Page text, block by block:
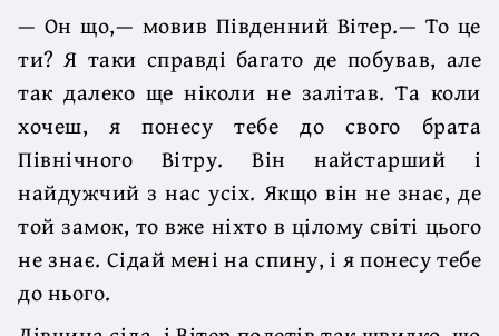
— Он що,— мовив Південний Вітер.— То це
ти? Я таки справді багато де побував, але
так далеко ще ніколи не залітав. Та коли
хочеш, я понесу тебе до свого брата
Північного Вітру. Він найстарший і
найдужчий з нас усіх. Якщо він не знає, де
той замок, то вже ніхто в цілому світі цього
не знає. Сідай мені на спину, і я понесу тебе
до нього.